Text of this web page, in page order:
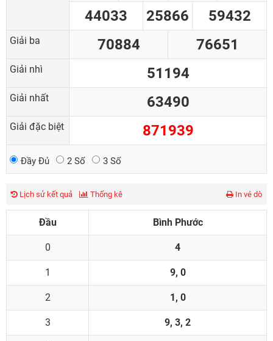
44033
25866 59432
Giải ba 70884 76651
Giải nhì 51194
Giải nhất 63490
Giải đặc biệt 871939
Đầy Đủ 2 Số 3 Số
Lịch sử kết quả Thống kê In vé dò
Đầu Bình Phước
0 4
1 9, 0
2 1, 0
3 9, 3, 2